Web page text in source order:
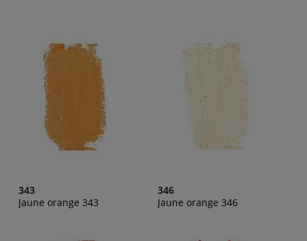
343
Jaune orange 343
346
Jaune orange 346